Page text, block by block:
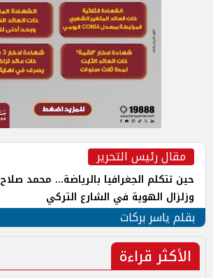
مقال رئيس التحرير
حين تتكلم الجغرافيا بالرياضة... محمد صلاح
وزلزال الهوية في الشارع التركي
بقلم ياسر بركات
الأكثر قراءة